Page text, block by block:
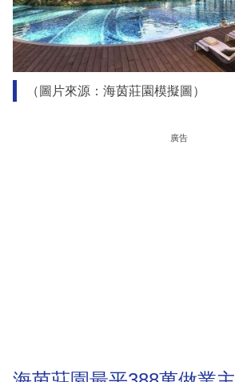
（圖片來源：海茵莊園模擬圖）
廣告